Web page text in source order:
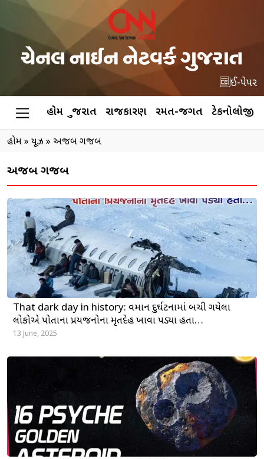
ઈ-પેપર
હોમ ગુજરાત રાજકારણ રમત-જગત ટેકનોલોજી
હોમ» ન્યૂઝ » અજબ ગજબ
અજબ ગજબ
That dark day in history: વિમાન દુર્ઘટનામાં બચી ગયેલા
લોકોએ પોતાના પ્રિયજનોના મૃતદેહ ખાવા પડ્યા હતા…
13 June, 2025